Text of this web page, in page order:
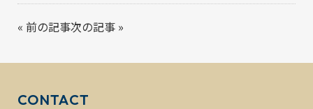
« 前の記事次の記事 »
CONTACT